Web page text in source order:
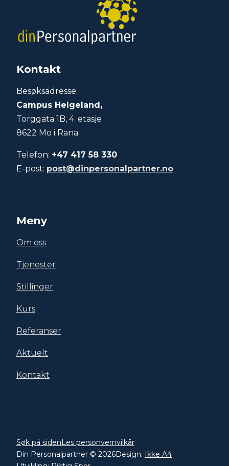
Kontakt
Besøksadresse:
Campus Helgeland,
Torggata 1B, 4. etasje
8622 Mo i Rana
Telefon: +47 417 58 330
E-post: post@dinpersonalpartner.no
Meny
Om oss
Tjenester
Stillinger
Kurs
Referanser
Aktuelt
Kontakt
Søk på sidenLes personvernvilkår
Din Personalpartner © 2026Design: Ikke A4